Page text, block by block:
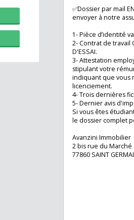
1- En CDI ou
percevoir 2,7
Soit 3375 € Net
2- Détenir une
✅Dossier par
envoyer à notre
1- Pièce
2- Contrat de
D'ESSAI.
3- Attestation
stipulant votre
indiquant que
4- Trois
5- Dernier avis
Si vous êtes